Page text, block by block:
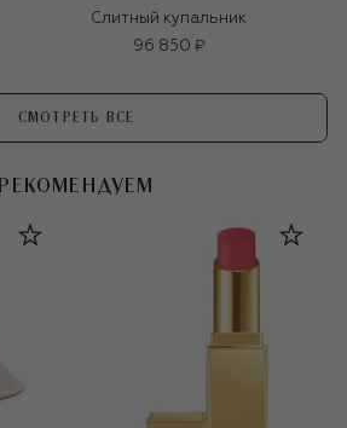
Слитный купальник
96 850 ₽
СМОТРЕТЬ ВСЕ
РЕКОМЕНДУЕМ